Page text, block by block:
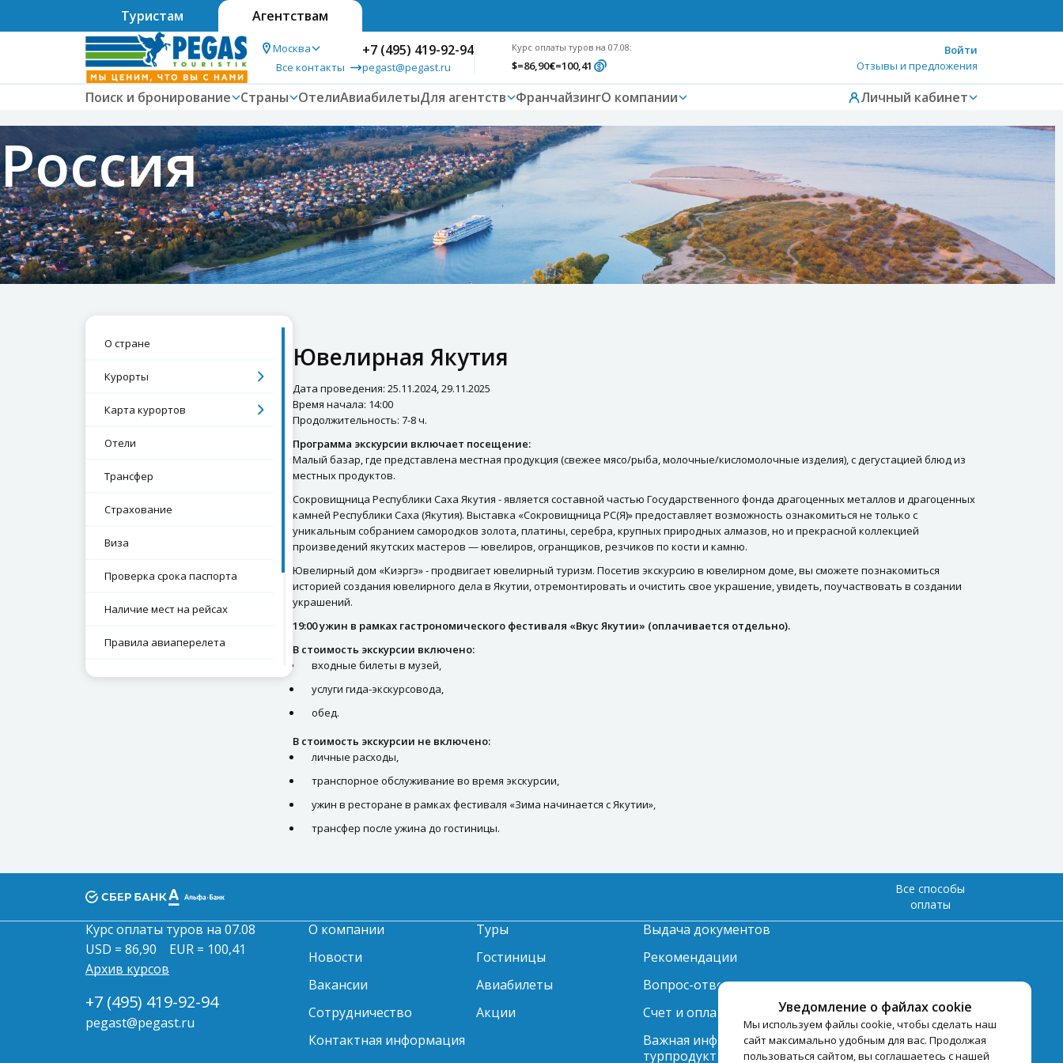
Туристам Агентствам
Москва
Все контакты
+7 (495) 419-92-94
pegast@pegast.ru
Курс оплаты туров на 07.08:
$=86,90€=100,41
Войти
Отзывы и предложения
Поиск и бронирование Страны ОтелиАвиабилетыДля агентств ФранчайзингО компании Личный кабинет
Россия
О стране
Курорты
Карта курортов
Отели
Трансфер
Страхование
Виза
Проверка срока паспорта
Наличие мест на рейсах
Правила авиаперелета
Экскурсии
Ювелирная Якутия
Дата проведения: 25.11.2024, 29.11.2025
Время начала: 14:00
Продолжительность: 7-8 ч.
Программа экскурсии включает посещение:
Малый базар, где представлена местная продукция (свежее мясо/рыба, молочные/кисломолочные изделия), с дегустацией блюд из
местных продуктов.
Сокровищница Республики Саха Якутия - является составной частью Государственного фонда драгоценных металлов и драгоценных
камней Республики Саха (Якутия). Выставка «Сокровищница РС(Я)» предоставляет возможность ознакомиться не только с
уникальным собранием самородков золота, платины, серебра, крупных природных алмазов, но и прекрасной коллекцией
произведений якутских мастеров — ювелиров, огранщиков, резчиков по кости и камню.
Ювелирный дом «Киэргэ» - продвигает ювелирный туризм. Посетив экскурсию в ювелирном доме, вы сможете познакомиться
историей создания ювелирного дела в Якутии, отремонтировать и очистить свое украшение, увидеть, поучаствовать в создании
украшений.
19:00 ужин в рамках гастрономического фестиваля «Вкус Якутии» (оплачивается отдельно).
В стоимость экскурсии включено:
входные билеты в музей,
услуги гида-экскурсовода,
обед.
В стоимость экскурсии не включено:
личные расходы,
транспорное обслуживание во время экскурсии,
ужин в ресторане в рамках фестиваля «Зима начинается с Якутии»,
трансфер после ужина до гостиницы.
Уведомление о файлах cookie
Мы используем файлы cookie, чтобы сделать наш
сайт максимально удобным для вас. Продолжая
пользоваться сайтом, вы соглашаетесь с нашей
Все способы
оплаты
Курс оплаты туров на 07.08
USD = 86,90
EUR = 100,41
Архив курсов
+7 (495) 419-92-94
pegast@pegast.ru
О компании
Новости
Вакансии
Сотрудничество
Контактная информация
Туры
Гостиницы
Авиабилеты
Акции
Выдача документов
Рекомендации
Вопрос-ответ
Счет и оплата
Важная информация по
турпродукту